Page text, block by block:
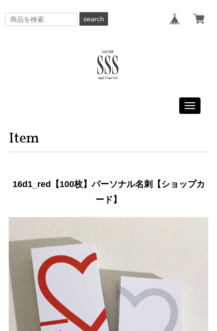
search
Toggle
Item
16d1_red【100枚】パーソナル名刺【ショップカ
ード】